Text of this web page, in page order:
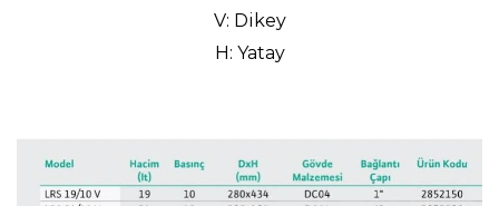
V: Dikey
H: Yatay